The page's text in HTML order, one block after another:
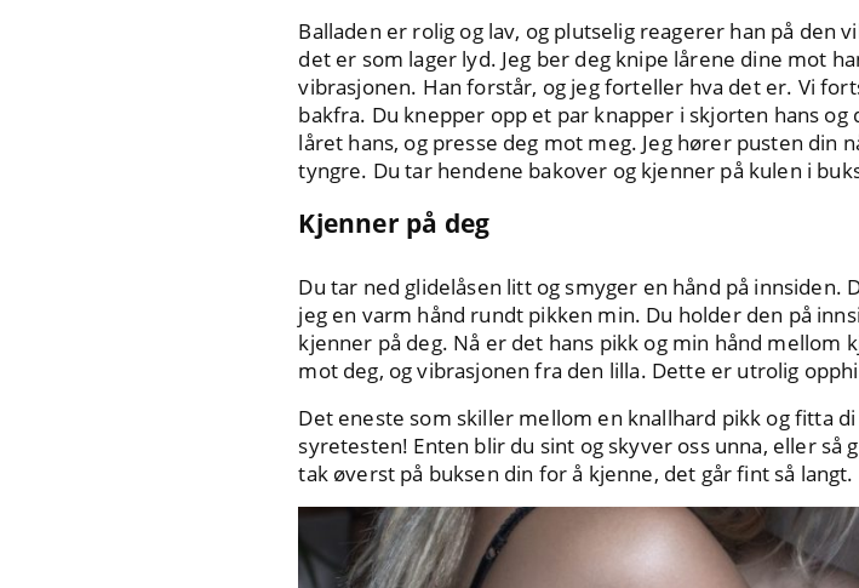
Balladen er rolig og lav, og plutselig reagerer han på den
det er som lager lyd. Jeg ber deg knipe lårene dine mot
vibrasjonen. Han forstår, og jeg forteller hva det er. Vi
bakfra. Du knepper opp et par knapper i skjorten hans
låret hans, og presse deg mot meg. Jeg hører pusten
tyngre. Du tar hendene bakover og kjenner på kulen i
Kjenner på deg
Du tar ned glidelåsen litt og smyger en hånd på innsiden.
jeg en varm hånd rundt pikken min. Du holder den på
kjenner på deg. Nå er det hans pikk og min hånd mellom
mot deg, og vibrasjonen fra den lilla. Dette er utrolig
Det eneste som skiller mellom en knallhard pikk og fitta
syretesten! Enten blir du sint og skyver oss unna, eller
tak øverst på buksen din for å kjenne, det går fint så langt.